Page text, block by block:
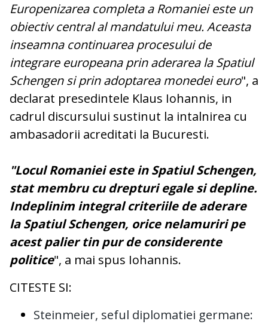
Europenizarea completa a Romaniei este un
obiectiv central al mandatului meu. Aceasta
inseamna continuarea procesului de
integrare europeana prin aderarea la Spatiul
Schengen si prin adoptarea monedei euro", a
declarat presedintele Klaus Iohannis, in
cadrul discursului sustinut la intalnirea cu
ambasadorii acreditati la Bucuresti.
"Locul Romaniei este in Spatiul Schengen,
stat membru cu drepturi egale si depline.
Indeplinim integral criteriile de aderare
la Spatiul Schengen, orice nelamuriri pe
acest palier tin pur de considerente
politice", a mai spus Iohannis.
CITESTE SI:
Steinmeier, seful diplomatiei germane: